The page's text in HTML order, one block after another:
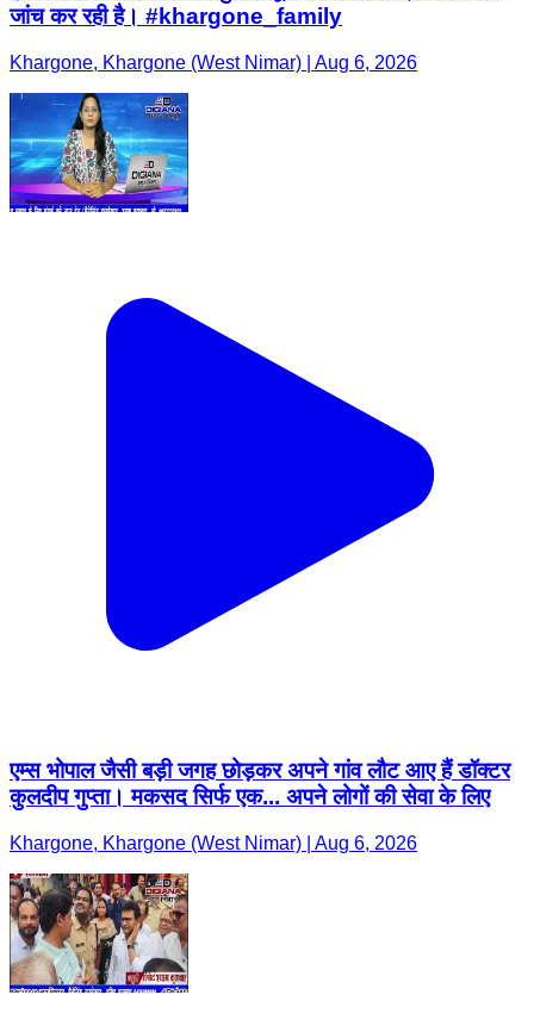
जांच कर रही है। #khargone_family
Khargone, Khargone (West Nimar) | Aug 6, 2026
एम्स भोपाल जैसी बड़ी जगह छोड़कर अपने गांव लौट आए हैं डॉक्टर
कुलदीप गुप्ता। मकसद सिर्फ एक... अपने लोगों की सेवा के लिए
Khargone, Khargone (West Nimar) | Aug 6, 2026